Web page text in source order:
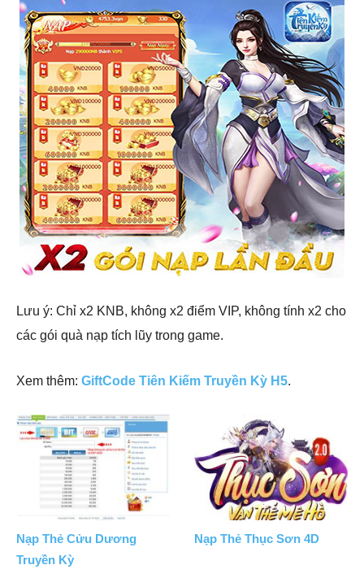
Lưu ý: Chỉ x2 KNB, không x2 điểm VIP, không tính x2 cho
các gói quà nạp tích lũy trong game.
Xem thêm: GiftCode Tiên Kiếm Truyền Kỳ H5.
Nạp Thẻ Cửu Dương
Truyền Kỳ
Nạp Thẻ Thục Sơn 4D